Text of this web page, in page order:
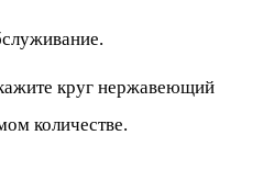
круг нержавеющий
количестве.